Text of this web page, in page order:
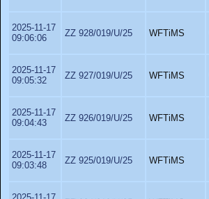
2025-11-17
09:06:06
ZZ 928/019/U/25 WFTiMS
2025-11-17
09:05:32
ZZ 927/019/U/25 WFTiMS
2025-11-17
09:04:43
ZZ 926/019/U/25 WFTiMS
2025-11-17
09:03:48
ZZ 925/019/U/25 WFTiMS